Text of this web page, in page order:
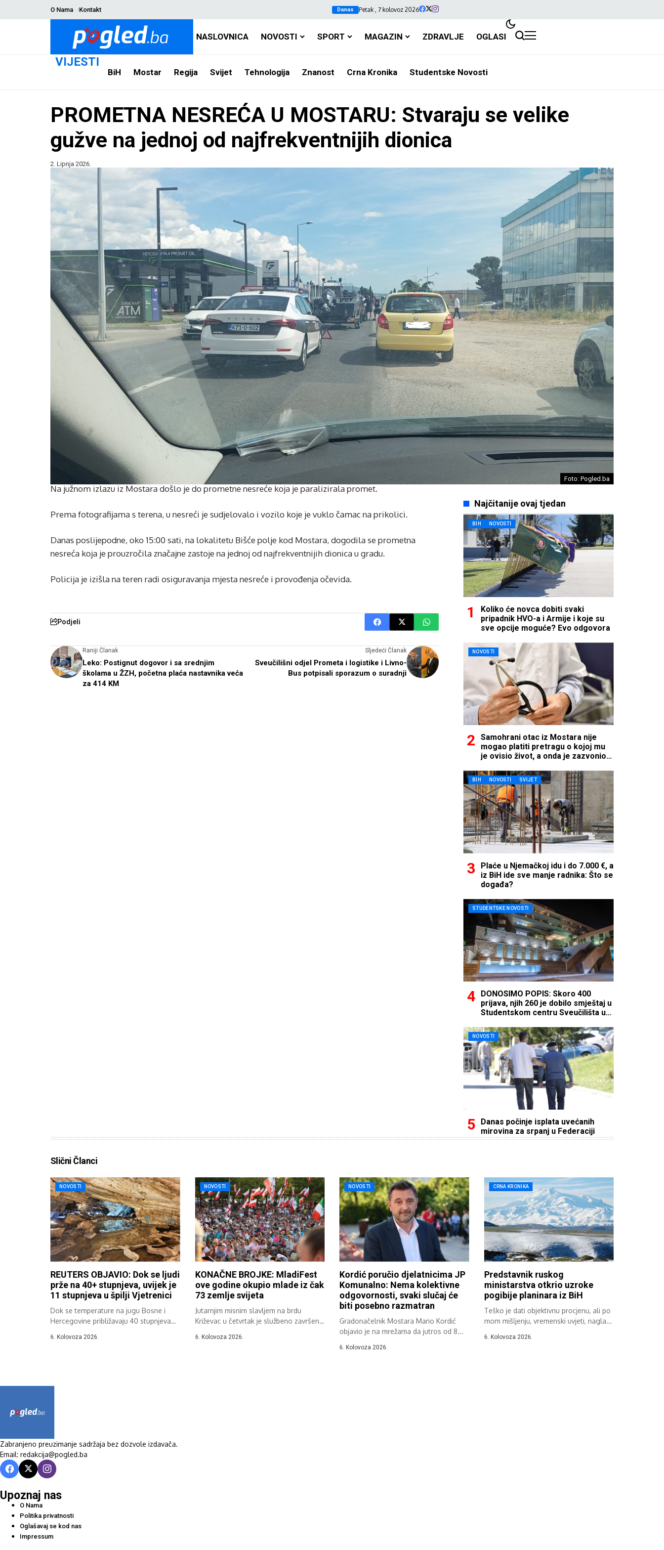
O Nama Kontakt Danas Petak , 7 kolovoz 2026
NASLOVNICA NOVOSTI SPORT MAGAZIN ZDRAVLJE OGLASI
VIJESTI
BiH Mostar Regija Svijet Tehnologija Znanost Crna Kronika Studentske Novosti
PROMETNA NESREĆA U MOSTARU: Stvaraju se velike
gužve na jednoj od najfrekventnijih dionica
2. Lipnja 2026.
Foto: Pogled.ba
Na južnom izlazu iz Mostara došlo je do prometne nesreće koja je paralizirala promet.
Prema fotografijama s terena, u nesreći je sudjelovalo i vozilo koje je vuklo čamac na prikolici.
Danas poslijepodne, oko 15:00 sati, na lokalitetu Bišće polje kod Mostara, dogodila se prometna
nesreća koja je prouzročila značajne zastoje na jednoj od najfrekventnijih dionica u gradu.
Policija je izišla na teren radi osiguravanja mjesta nesreće i provođenja očevida.
Podjeli
Raniji Članak
Leko: Postignut dogovor i sa srednjim
školama u ŽZH, početna plaća nastavnika veća
za 414 KM
Sljedeći Članak
Sveučilišni odjel Prometa i logistike i Livno-
Bus potpisali sporazum o suradnji
Najčitanije ovaj tjedan
BIH NOVOSTI
Koliko će novca dobiti svaki
pripadnik HVO-a i Armije i koje su
sve opcije moguće? Evo odgovora
NOVOSTI
Samohrani otac iz Mostara nije
mogao platiti pretragu o kojoj mu
je ovisio život, a onda je zazvonio
BIH NOVOSTI SVIJET
Plaće u Njemačkoj idu i do 7.000 €, a
iz BiH ide sve manje radnika: Što se
događa?
STUDENTSKE NOVOSTI
DONOSIMO POPIS: Skoro 400
prijava, njih 260 je dobilo smještaj u
Studentskom centru Sveučilišta u
NOVOSTI
Danas počinje isplata uvećanih
mirovina za srpanj u Federaciji
Slični Članci
NOVOSTI
REUTERS OBJAVIO: Dok se ljudi
prže na 40+ stupnjeva, uvijek je
11 stupnjeva u špilji Vjetrenici
Dok se temperature na jugu Bosne i
Hercegovine približavaju 40 stupnjeva
6. Kolovoza 2026.
NOVOSTI
KONAČNE BROJKE: MladiFest
ove godine okupio mlade iz čak
73 zemlje svijeta
Jutarnjim misnim slavljem na brdu
Križevac u četvrtak je službeno završen
6. Kolovoza 2026.
NOVOSTI
Kordić poručio djelatnicima JP
Komunalno: Nema kolektivne
odgovornosti, svaki slučaj će
biti posebno razmatran
Gradonačelnik Mostara Mario Kordić
objavio je na mrežama da jutros od 8...
6. Kolovoza 2026.
CRNA KRONIKA
Predstavnik ruskog
ministarstva otkrio uzroke
pogibije planinara iz BiH
Teško je dati objektivnu procjenu, ali po
mom mišljenju, vremenski uvjeti, nagla...
6. Kolovoza 2026.
Zabranjeno preuzimanje sadržaja bez dozvole izdavača.
Email: redakcija@pogled.ba
Upoznaj nas
O Nama
Politika privatnosti
Oglašavaj se kod nas
Impressum